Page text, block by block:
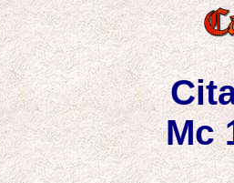
Mc